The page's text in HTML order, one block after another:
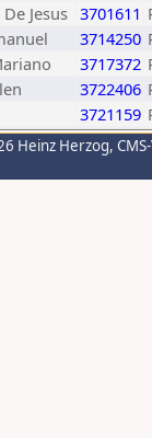
Jesus 3701611
3714250
3717372
3722406
3721159
Heinz Herzog,